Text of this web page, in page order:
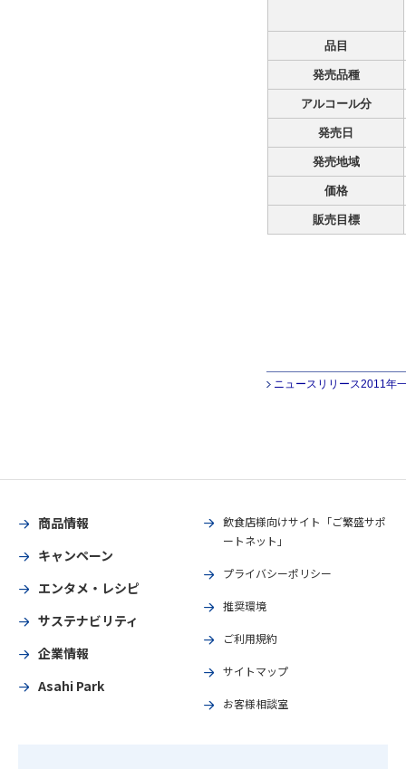
品目
発売品種
アルコール分
発売日
発売地域
価格
販売目標
ニュースリリース2011年
商品情報
キャンペーン
エンタメ・レシピ
サステナビリティ
企業情報
Asahi Park
飲食店様向けサイト「ご繁盛サポ
ートネット」
プライバシーポリシー
推奨環境
ご利用規約
サイトマップ
お客様相談室